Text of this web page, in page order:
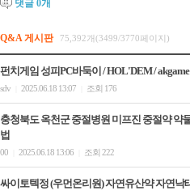
댓글 0개
Q&A 게시판 75,392개(3499/3770페이지)
펀치게임 성피PC바둑이 / HOL'DEM /
sdv 2025.06.18 13:07 조회 176
충청북도 옥천군 중절병원 미프진 중절약
법
00 2025.06.18 13:06 조회 222
싸이토텍정 (우먼온리원) 자연유산약 자연낙­